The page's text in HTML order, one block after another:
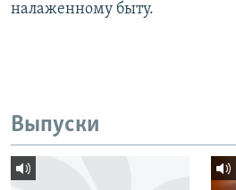
налаженному быту.
Выпуски